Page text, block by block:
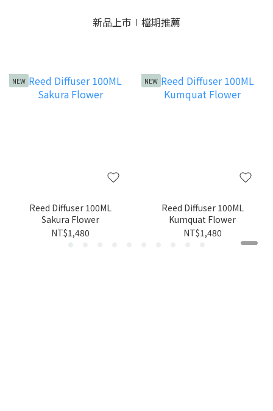
新品上市∣檔期推薦
NEW
Reed Diffuser 100ML
Sakura Flower
NT$1,480
NEW
Reed Diffuser 100ML
Kumquat Flower
NT$1,480